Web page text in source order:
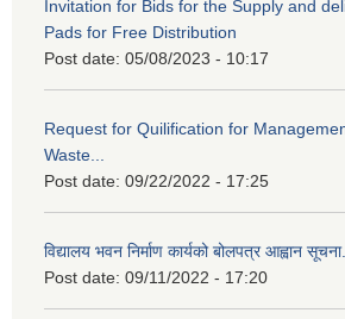
Invitation for Bids for the Supply and
Pads for Free Distribution
Post date: 05/08/2023 - 10:17
Request for Quilification for
Waste...
Post date: 09/22/2022 - 17:25
विद्यालय भवन निर्माण कार्यको बोलपत्र आह्वान
Post date: 09/11/2022 - 17:20